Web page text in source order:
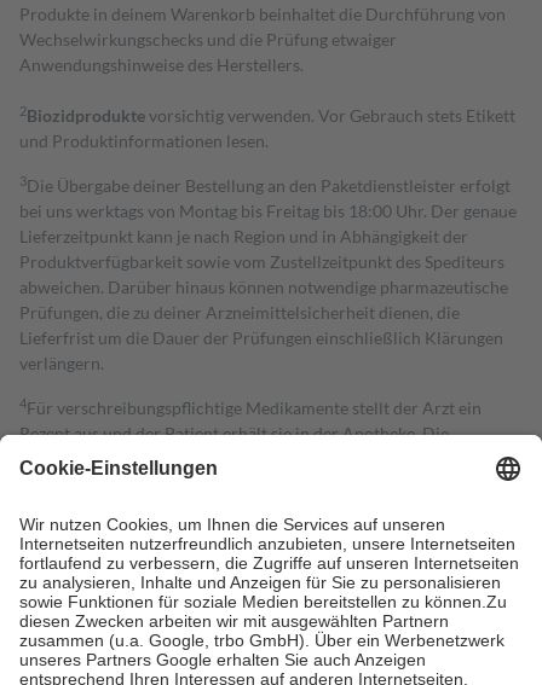
Produkte in deinem Warenkorb beinhaltet die Durchführung von
Wechselwirkungschecks und die Prüfung etwaiger
Anwendungshinweise des Herstellers.
2Biozidproduktevorsichtig verwenden. Vor Gebrauch stets Etikett
und Produktinformationen lesen.
3Die Übergabe deiner Bestellung an den Paketdienstleister erfolgt
bei uns werktags von Montag bis Freitag bis 18:00 Uhr. Der genaue
Lieferzeitpunkt kann je nach Region und in Abhängigkeit der
Produktverfügbarkeit sowie vom Zustellzeitpunkt des Spediteurs
abweichen. Darüber hinaus können notwendige pharmazeutische
Prüfungen, die zu deiner Arzneimittelsicherheit dienen, die
Lieferfrist um die Dauer der Prüfungen einschließlich Klärungen
verlängern.
4Für verschreibungspflichtige Medikamente stellt der Arzt ein
Rezept aus und der Patient erhält sie in der Apotheke. Die
gesetzliche Krankenversicherung übernimmt in der Regel die
Kosten dafür, der Versicherte trägt einen Teil davon als Zuzahlung
Grundsätzlich leisten Mitglieder Zuzahlungen in Höhe von zehn
Prozent des Abgabepreises,mindestens jedochfünf Euround
höchstens zehn Euro.Es sind jedoch nie mehr als die tatsächlichen
Kosten der Leistung zu entrichten.
Diese Regeln gelten grundsätzlich auch für Online-Apotheken.
Bei Heilmitteln und häuslicher Krankenpflege beträgt die